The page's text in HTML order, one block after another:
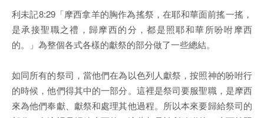
利未記8:29「摩西拿羊的胸作為搖祭，在耶和華面前搖一搖，
是承接聖職之禮，歸摩西的分，都是照耶和華所吩咐摩西
的。」為整個各式各樣的獻祭的部分做了一些總結。
如同所有的祭司，當他們在為以色列人獻祭，按照神的吩咐行
的時候，他們得其中的一部分。這裡是祭司要服聖職，是摩西
來為他們奉獻、獻祭和處理其他過程。所以本來要歸給祭司的